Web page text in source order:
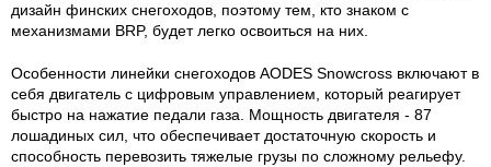
дизайн финских снегоходов, поэтому тем, кто знаком с
механизмами BRP, будет легко освоиться на них.
Особенности линейки снегоходов AODES Snowcross включают в
себя двигатель с цифровым управлением, который реагирует
быстро на нажатие педали газа. Мощность двигателя - 87
лошадиных сил, что обеспечивает достаточную скорость и
способность перевозить тяжелые грузы по сложному рельефу.